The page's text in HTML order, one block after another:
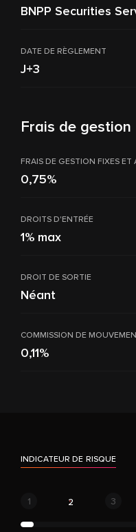
BNPP Securities
DATE DE RÈGLEMENT
J+3
Frais de gestion
FRAIS DE GESTION FIXES ET
0,75%
DROITS D'ENTRÉE
1% max
DROIT DE SORTIE
Néant
COMMISSION DE
0,11%
INDICATEUR DE RISQUE
1 2 3